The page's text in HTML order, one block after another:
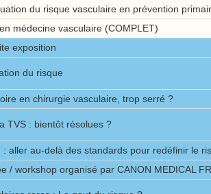
du risque vasculaire en prévention
en médecine vasculaire (COMPLET)
exposition
du risque
en chirurgie vasculaire, trop serré ?
TVS : bientôt résolues ?
: aller au-delà des standards pour redéfinir le
/ workshop organisé par CANON MEDICAL